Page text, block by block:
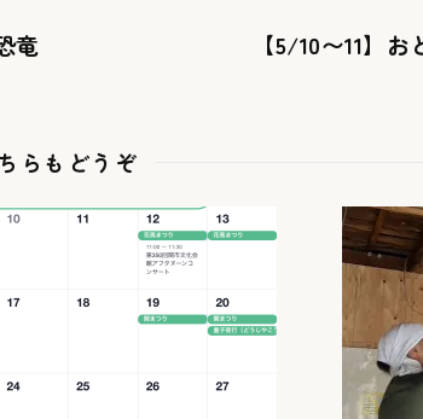
竜
【5/10〜11】
らもどうぞ